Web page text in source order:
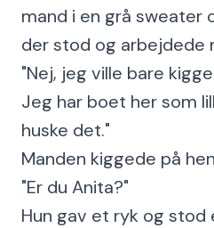
mand i en grå sweater
der stod og arbejdede
"Nej, jeg ville bare
Jeg har boet her som
huske det."
Manden kiggede på
"Er du Anita?"
Hun gav et ryk og stod